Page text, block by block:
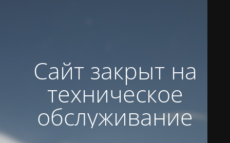
Сайт закрыт на
техническое
обслуживание